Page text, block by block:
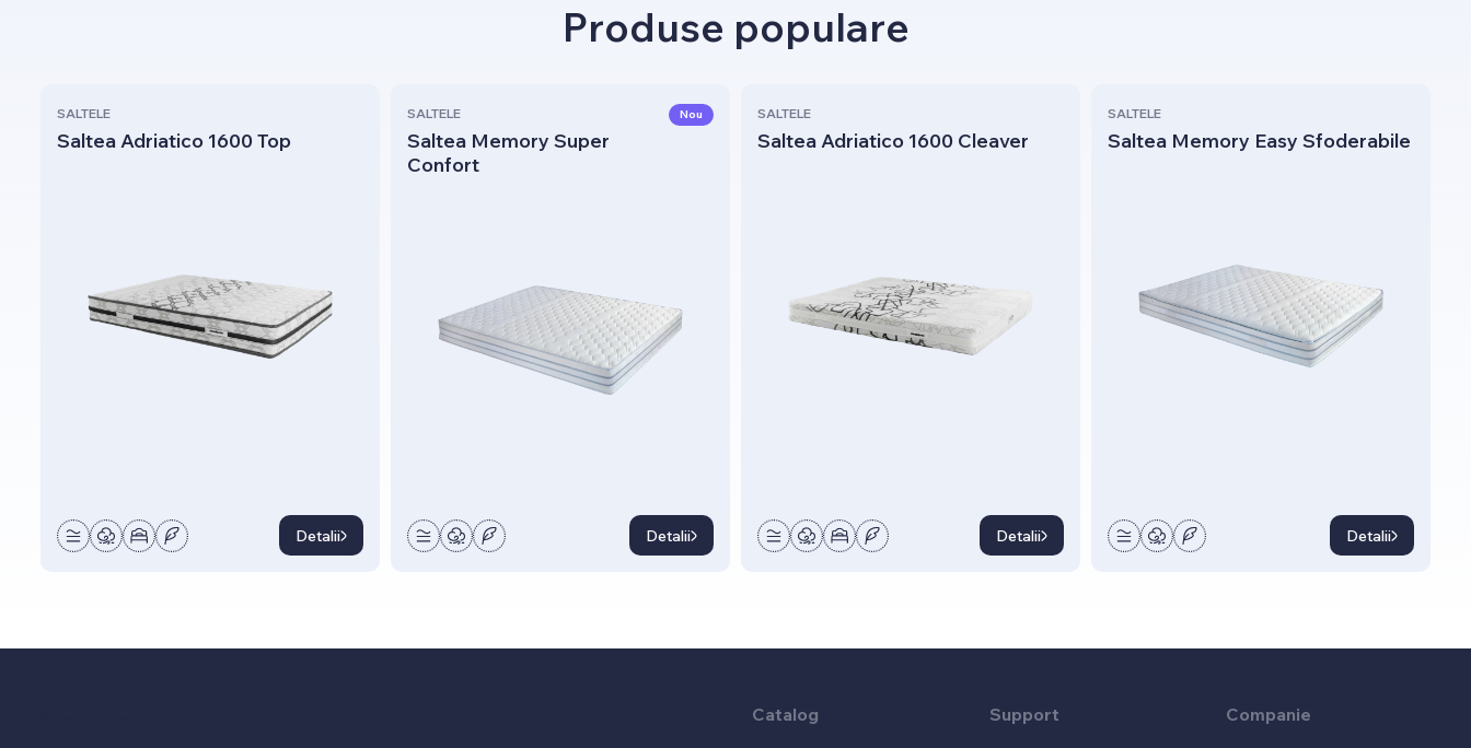
Produse populare
SALTELE
Saltea Adriatico 1600 Top
Detalii
SALTELE
Saltea Memory Super
Confort
Nou
Detalii
SALTELE
Saltea Adriatico 1600 Cleaver
Detalii
SALTELE
Saltea Memory Easy Sfoderabile
Detalii
Catalog
Support
Companie